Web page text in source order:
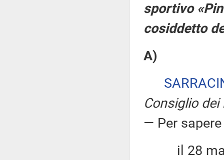
sportivo
cosiddetto
A)
Consiglio
— Per
il 28